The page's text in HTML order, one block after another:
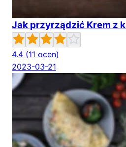
Jak przyrządzić Krem z
4.4 (11 ocen)
2023-03-21